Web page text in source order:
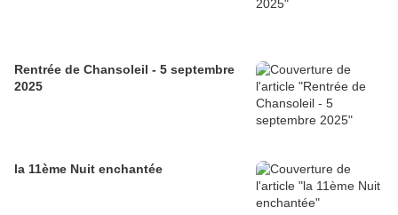
Rentrée de Chansoleil - 5 septembre
2025
la 11ème Nuit enchantée